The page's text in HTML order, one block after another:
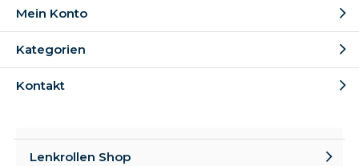
Mein Konto
Kategorien
Kontakt
Lenkrollen Shop